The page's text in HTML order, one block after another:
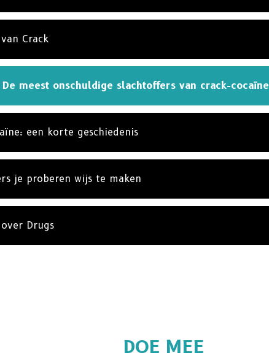
Crack
De meest onschuldige slachtoffers van crack-cocaïne
een korte geschiedenis
je proberen wijs te maken
Drugs
DOE MEE